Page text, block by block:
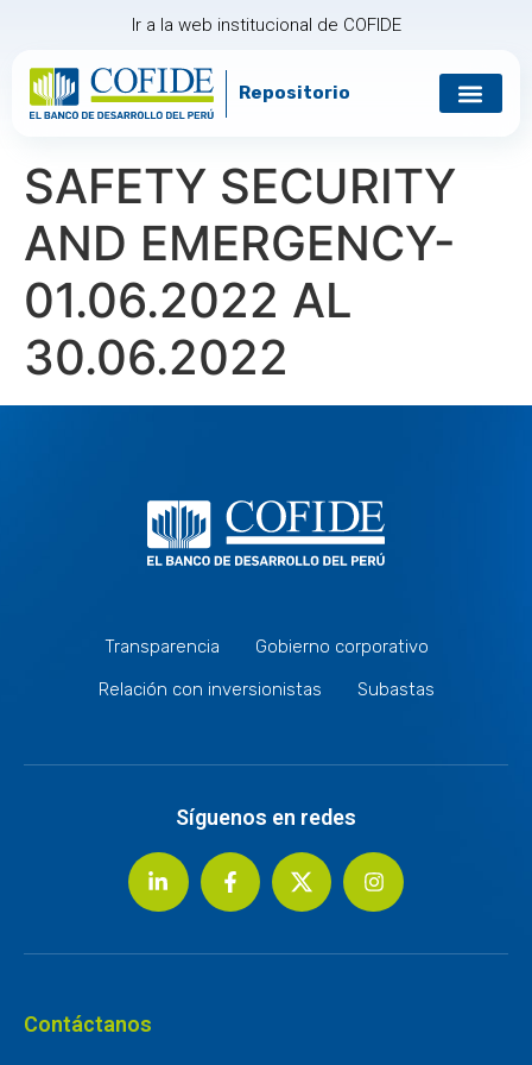
Ir a la web institucional de COFIDE
Repositorio
SAFETY SECURITY
AND EMERGENCY-
01.06.2022 AL
30.06.2022
Transparencia
Gobierno corporativo
Relación con inversionistas
Subastas
Síguenos en redes
Contáctanos